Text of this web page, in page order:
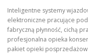
Inteligentne systemy
elektroniczne pracujące
fabryczną płynność, cichą
profesjonalna opieka
pakiet opieki